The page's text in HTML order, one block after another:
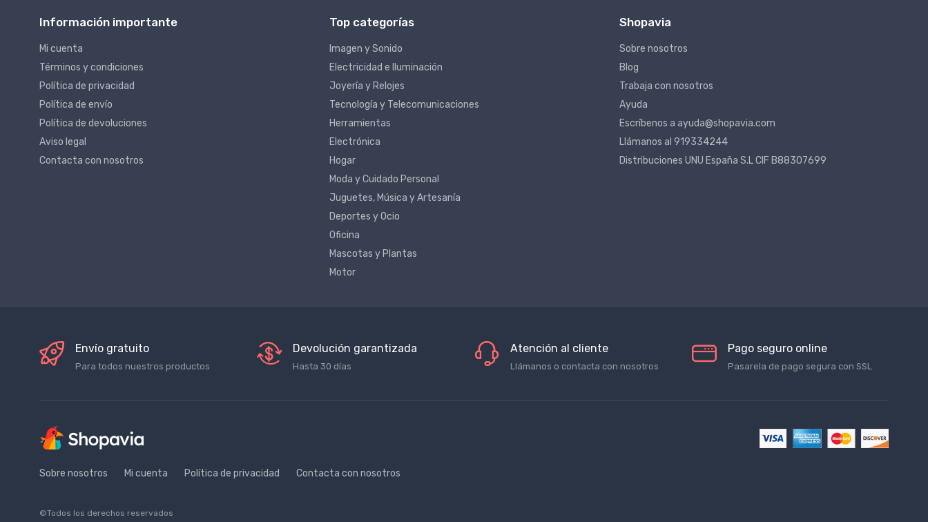
Información importante
Mi cuenta
Términos y condiciones
Política de privacidad
Política de envío
Política de devoluciones
Aviso legal
Contacta con nosotros
Top categorías
Imagen y Sonido
Electricidad e Iluminación
Joyería y Relojes
Tecnología y Telecomunicaciones
Herramientas
Electrónica
Hogar
Moda y Cuidado Personal
Juguetes, Música y Artesanía
Deportes y Ocio
Oficina
Mascotas y Plantas
Motor
Shopavia
Sobre nosotros
Blog
Trabaja con nosotros
Ayuda
Escríbenos a ayuda@shopavia.com
Llámanos al 919334244
Distribuciones UNU España S.L CIF B88307699
Envío gratuito
Para todos nuestros productos
Devolución garantizada
Hasta 30 días
Atención al cliente
Llámanos o contacta con nosotros
Pago seguro online
Pasarela de pago segura con SSL
Sobre nosotros Mi cuenta Política de privacidad Contacta con nosotros
©Todos los derechos reservados